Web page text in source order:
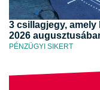
3 csillagjegy,
2026
PÉNZÜGYI SIKERT